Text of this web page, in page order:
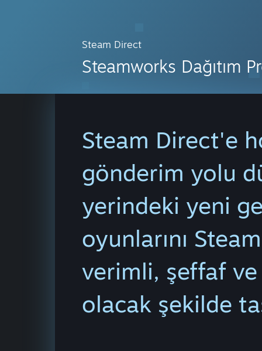
Steam Direct
Steamworks Dağıtım
Steam Direct'e
gönderim yolu
yerindeki yeni
oyunlarını
verimli, şeffaf
olacak şekilde